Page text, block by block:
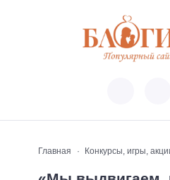
Главная Конкурсы, игры,